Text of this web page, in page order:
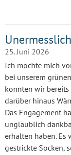
25. Juni 2026
Ich möchte mich
bei unserem
konnten wir
darüber hinaus
Das Engagement
unglaublich
erhalten haben. Es
gestrickte Socken,